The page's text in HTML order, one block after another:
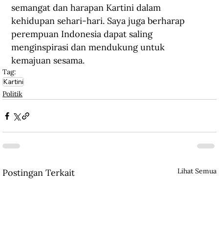
semangat dan harapan Kartini dalam
kehidupan sehari-hari. Saya juga berharap
perempuan Indonesia dapat saling
menginspirasi dan mendukung untuk
kemajuan sesama.
Tag:
Kartini
Politik
Postingan Terkait Lihat Semua